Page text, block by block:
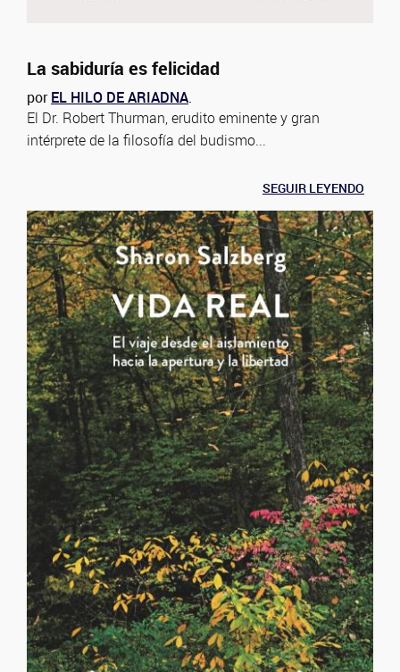
La sabiduría es felicidad
porEL HILO DE ARIADNA.
El Dr. Robert Thurman, erudito eminente y gran
intérprete de la filosofía del budismo...
SEGUIR LEYENDO